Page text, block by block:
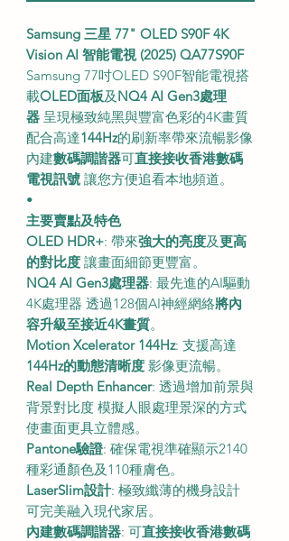
Samsung 三星 77" OLED S90F 4K
Vision AI 智能電視 (2025) QA77S90F
Samsung 77吋OLED S90F智能電視搭
載OLED面板及 NQ4 AI Gen3處理
器 呈現極致純黑與豐富色彩的4K畫質
配合高達144Hz的刷新率帶來流暢影像
內建數碼調諧器可直接接收香港數碼
電視訊號 讓您方便追看本地頻道。
•
主要賣點及特色
OLED HDR+: 帶來強大的亮度及更高
的對比度 讓畫面細節更豐富。
NQ4 AI Gen3處理器: 最先進的AI驅動
4K處理器 透過128個AI神經網絡將內
容升級至接近4K畫質。
Motion Xcelerator 144Hz: 支援高達
144Hz的動態清晰度 影像更流暢。
Real Depth Enhancer: 透過增加前景與
背景對比度 模擬人眼處理景深的方式
使畫面更具立體感。
Pantone驗證: 確保電視準確顯示2140
種彩通顏色及110種膚色。
LaserSlim設計: 極致纖薄的機身設計
可完美融入現代家居。
內建數碼調諧器: 可直接接收香港數碼